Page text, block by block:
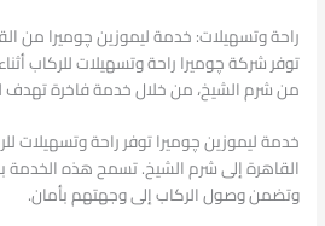
راحة وتسهيلات: خدمة ليموزين چوميرا من
توفر شركة چوميرا راحة وتسهيلات للركاب
من شرم الشيخ، من خلال خدمة فاخرة تهدف
خدمة ليموزين چوميرا توفر راحة وتسهيلات
القاهرة إلى شرم الشيخ. تسمح هذه الخدمة
وتضمن وصول الركاب إلى وجهتهم بأمان.